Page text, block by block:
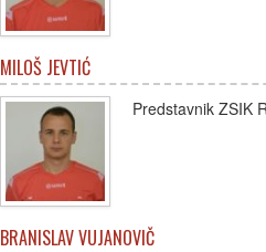
MILOŠ JEVTIĆ
Predstavnik ZSIK
BRANISLAV VUJANOVIČ